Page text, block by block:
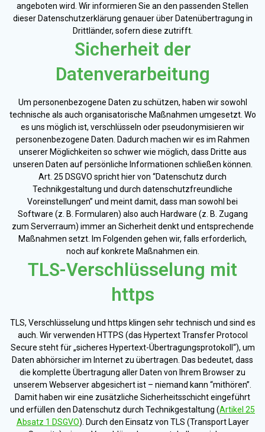
angeboten wird. Wir informieren Sie an den passenden Stellen
dieser Datenschutzerklärung genauer über Datenübertragung in
Drittländer, sofern diese zutrifft.
Sicherheit der
Datenverarbeitung
Um personenbezogene Daten zu schützen, haben wir sowohl
technische als auch organisatorische Maßnahmen umgesetzt. Wo
es uns möglich ist, verschlüsseln oder pseudonymisieren wir
personenbezogene Daten. Dadurch machen wir es im Rahmen
unserer Möglichkeiten so schwer wie möglich, dass Dritte aus
unseren Daten auf persönliche Informationen schließen können.
Art. 25 DSGVO spricht hier von “Datenschutz durch
Technikgestaltung und durch datenschutzfreundliche
Voreinstellungen” und meint damit, dass man sowohl bei
Software (z. B. Formularen) also auch Hardware (z. B. Zugang
zum Serverraum) immer an Sicherheit denkt und entsprechende
Maßnahmen setzt. Im Folgenden gehen wir, falls erforderlich,
noch auf konkrete Maßnahmen ein.
TLS-Verschlüsselung mit
https
TLS, Verschlüsselung und https klingen sehr technisch und sind es
auch. Wir verwenden HTTPS (das Hypertext Transfer Protocol
Secure steht für „sicheres Hypertext-Übertragungsprotokoll“), um
Daten abhörsicher im Internet zu übertragen. Das bedeutet, dass
die komplette Übertragung aller Daten von Ihrem Browser zu
unserem Webserver abgesichert ist – niemand kann “mithören”.
Damit haben wir eine zusätzliche Sicherheitsschicht eingeführt
und erfüllen den Datenschutz durch Technikgestaltung (Artikel 25
Absatz 1 DSGVO). Durch den Einsatz von TLS (Transport Layer